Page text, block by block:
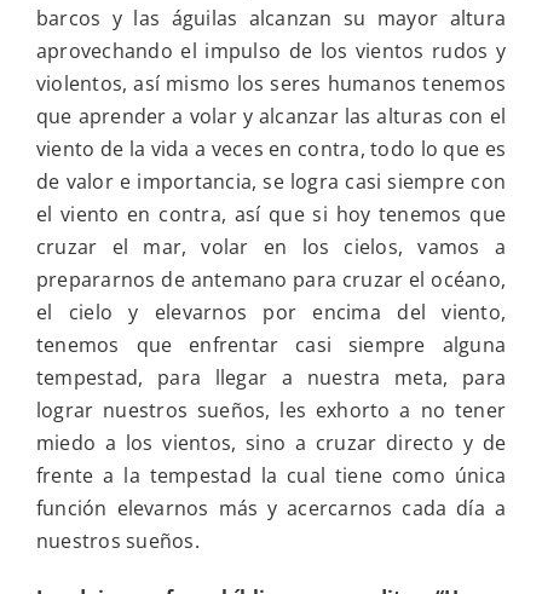
barcos y las águilas alcanzan su mayor altura
aprovechando el impulso de los vientos rudos y
violentos, así mismo los seres humanos tenemos
que aprender a volar y alcanzar las alturas con el
viento de la vida a veces en contra, todo lo que es
de valor e importancia, se logra casi siempre con
el viento en contra, así que si hoy tenemos que
cruzar el mar, volar en los cielos, vamos a
prepararnos de antemano para cruzar el océano,
el cielo y elevarnos por encima del viento,
tenemos que enfrentar casi siempre alguna
tempestad, para llegar a nuestra meta, para
lograr nuestros sueños, les exhorto a no tener
miedo a los vientos, sino a cruzar directo y de
frente a la tempestad la cual tiene como única
función elevarnos más y acercarnos cada día a
nuestros sueños.